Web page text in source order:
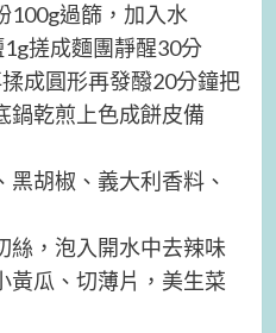
100g過篩，加入水
搓成麵團靜醒30分
成圓形再發醱20分鐘把
鍋乾煎上色成餅皮備
胡椒、義大利香料、
絲，泡入開水中去辣味
黃瓜、切薄片，美生菜